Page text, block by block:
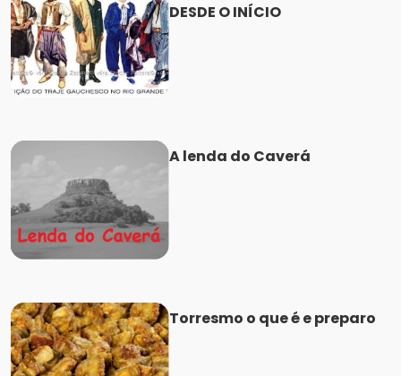
DESDE O INÍCIO
A lenda do Caverá
Torresmo o que é e preparo